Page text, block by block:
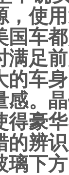
，使
国车
满足
的车
感。
得豪
的辨
璃下